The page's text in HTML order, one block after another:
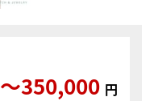
〜350,000 円